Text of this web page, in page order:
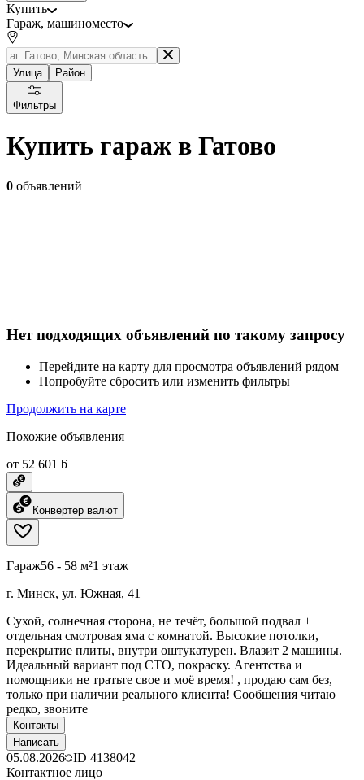
Купить
Гараж, машиноместо
Улица Район
Фильтры
Купить гараж в Гатово
0 объявлений
Нет подходящих объявлений по такому запросу
Перейдите на карту для просмотра объявлений рядом
Попробуйте сбросить или изменить фильтры
Продолжить на карте
Похожие объявления
от 52 601 ƃ
Конвертер валют
Гараж56 - 58 м²1 этаж
г. Минск, ул. Южная, 41
Сухой, солнечная сторона, не течёт, большой подвал +
отдельная смотровая яма с комнатой. Высокие потолки,
перекрытие плиты, внутри оштукатурен. Влазит 2 машины.
Идеальный вариант под СТО, покраску. Агентства и
помощники не тратьте свое и моё время! , продаю сам без,
только при наличии реального клиента! Сообщения читаю
редко, звоните
Контакты
Написать
05.08.2026 ID 4138042
Контактное лицо